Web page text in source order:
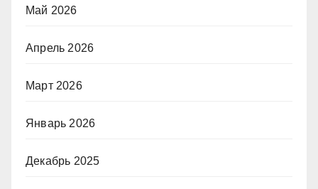
Май 2026
Апрель 2026
Март 2026
Январь 2026
Декабрь 2025